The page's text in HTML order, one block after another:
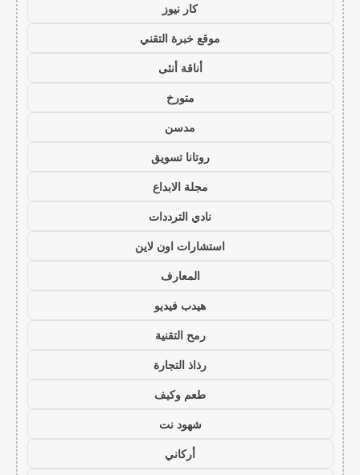
كار نيوز
موقع خبرة التقني
أناقة أنثى
متورخ
مدسن
روتانا تسويق
مجلة الابداع
نادي الترددات
استشارات اون لاين
المعارف
هيدب فيديو
رمح التقنية
رذاذ التجارة
طعم وكيف
شهود نت
أركاني